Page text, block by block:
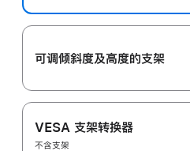
可调倾斜度及高‍度的支‍架
VESA 支架转换器
不含支架